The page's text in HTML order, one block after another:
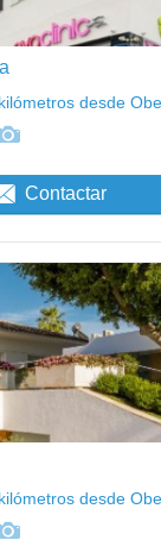
desde
Contactar
desde